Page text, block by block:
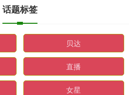
话题标签
贝达
直播
女星